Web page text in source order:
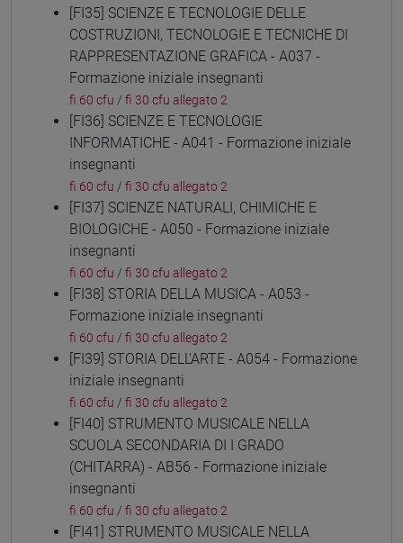
[FI35] SCIENZE E TECNOLOGIE DELLE
COSTRUZIONI, TECNOLOGIE E TECNICHE DI
RAPPRESENTAZIONE GRAFICA - A037 -
Formazione iniziale insegnanti
fi 60 cfu / fi 30 cfu allegato 2
[FI36] SCIENZE E TECNOLOGIE
INFORMATICHE - A041 - Formazione iniziale
insegnanti
fi 60 cfu / fi 30 cfu allegato 2
[FI37] SCIENZE NATURALI, CHIMICHE E
BIOLOGICHE - A050 - Formazione iniziale
insegnanti
fi 60 cfu / fi 30 cfu allegato 2
[FI38] STORIA DELLA MUSICA - A053 -
Formazione iniziale insegnanti
fi 60 cfu / fi 30 cfu allegato 2
[FI39] STORIA DELL'ARTE - A054 - Formazione
iniziale insegnanti
fi 60 cfu / fi 30 cfu allegato 2
[FI40] STRUMENTO MUSICALE NELLA
SCUOLA SECONDARIA DI I GRADO
(CHITARRA) - AB56 - Formazione iniziale
insegnanti
fi 60 cfu / fi 30 cfu allegato 2
[FI41] STRUMENTO MUSICALE NELLA